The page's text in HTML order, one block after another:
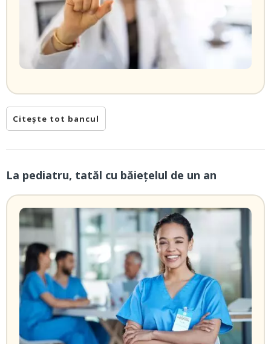
Citește tot bancul
La pediatru, tatăl cu băieţelul de un an